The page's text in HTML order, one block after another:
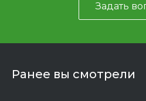
Задать
Ранее вы смотрели